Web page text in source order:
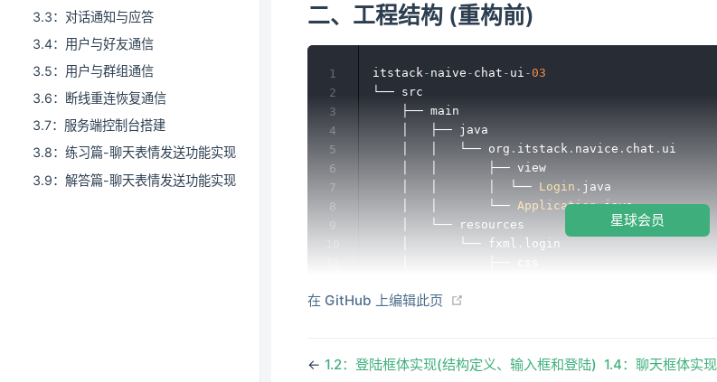
3.3：对话通知与应答
3.4：用户与好友通信
3.5：用户与群组通信
3.6：断线重连恢复通信
3.7：服务端控制台搭建
3.8：练习篇-聊天表情发送功能实现
3.9：解答篇-聊天表情发送功能实现
二、工程结构 (重构前)
itstack- naive - chat - ui -03
└── src
    ├── main
    │   ├── java
    │   │   └── org
. itstack . navice . chat . ui
    │   │       ├── view
    │   │       │  └──
Login . java
    │   │       └──
Application.java
    │   └── resources
    │       └── fxml
. login
    │           └── login
            └── org
.itstack.test
                └──
1
2
3
4
5
6
7
8
9
13
16
星球会员
在 GitHub 上编辑此页
← 1.2：登陆框体实现(结构定义、输入框和登陆) 1.4：聊天框体实